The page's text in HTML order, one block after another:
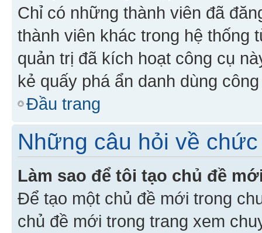
Chỉ có những thành viên đã
thành viên khác trong hệ thống
quản trị đã kích hoạt công cụ
kẻ quấy phá ẩn danh dùng
Đầu trang
Những câu hỏi về
Làm sao để tôi tạo chủ đề
Để tạo một chủ đề mới trong
chủ đề mới trong trang xem